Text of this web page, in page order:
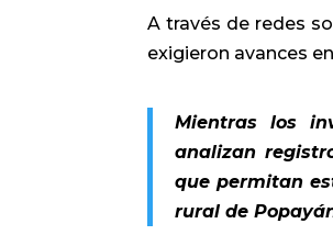
A través de redes
exigieron avances
Mientras los
analizan
que permitan
rural de